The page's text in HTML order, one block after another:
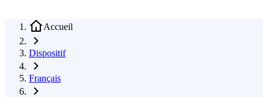
Accueil
Dispositif
Français